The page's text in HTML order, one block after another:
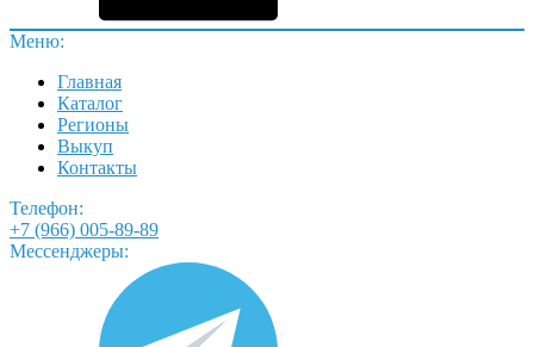
Меню:
Главная
Каталог
Регионы
Выкуп
Контакты
Телефон:
+7 (966) 005-89-89
Мессенджеры: